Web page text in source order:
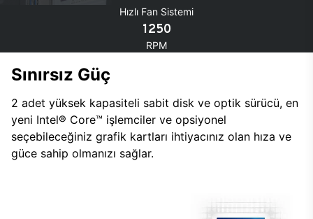
Hızlı Fan Sistemi
1250
RPM
Sınırsız Güç
2 adet yüksek kapasiteli sabit disk ve optik sürücü, en
yeni Intel® Core™ işlemciler ve opsiyonel
seçebileceğiniz grafik kartları ihtiyacınız olan hıza ve
güce sahip olmanızı sağlar.